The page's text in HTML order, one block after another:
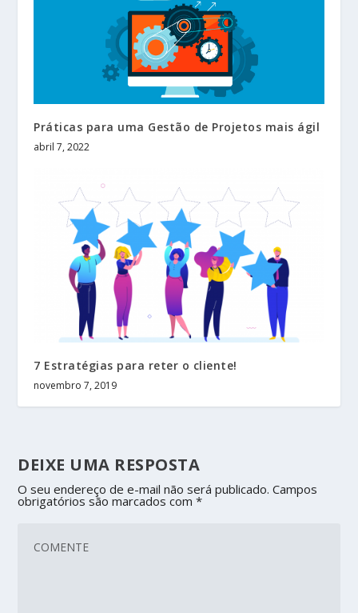
Práticas para uma Gestão de Projetos mais ágil
abril 7, 2022
7 Estratégias para reter o cliente!
novembro 7, 2019
DEIXE UMA RESPOSTA
O seu endereço de e-mail não será publicado. Campos
obrigatórios são marcados com*